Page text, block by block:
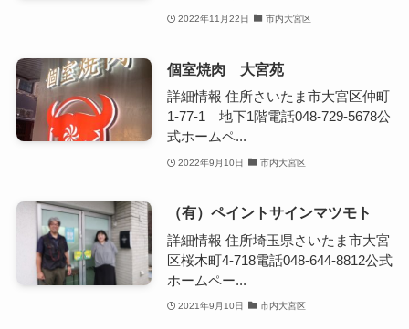
2022年11月22日 市内大宮区
個室焼肉 大宮苑
詳細情報 住所さいたま市大宮区仲町
1-77-1 地下1階電話048-729-5678公
式ホームペ...
2022年9月10日 市内大宮区
（有）ペイントサインマツモト
詳細情報 住所埼玉県さいたま市大宮
区桜木町4-718電話048-644-8812公式
ホームペー...
2021年9月10日 市内大宮区